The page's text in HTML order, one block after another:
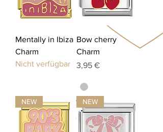
Mentally in Ibiza
Charm
Nicht verfügbar
Bow cherry
Charm
Preis
3,95 €
NEW NEW